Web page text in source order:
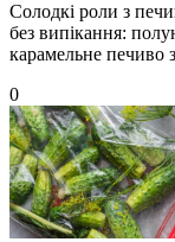
Солодкі роли з
без випікання:
карамельне печиво
0